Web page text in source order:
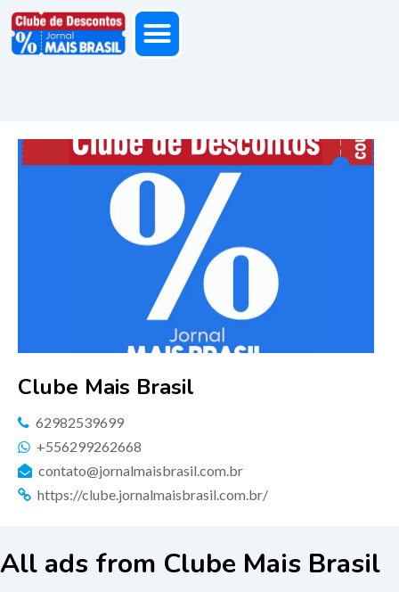
Clube Mais Brasil
62982539699
+556299262668
contato@jornalmaisbrasil.com.br
https://clube.jornalmaisbrasil.com.br/
All ads from Clube Mais Brasil